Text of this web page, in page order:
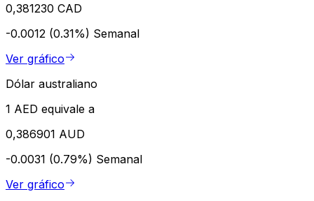
0,381230 CAD
-0.0012 (0.31%) Semanal
Ver gráfico
Dólar australiano
1 AED equivale a
0,386901 AUD
-0.0031 (0.79%) Semanal
Ver gráfico